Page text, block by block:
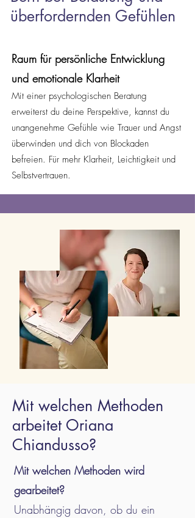
überfordernden Gefühlen
Raum für persönliche Entwicklung
und emotionale Klarheit
Mit einer psychologischen Beratung
erweiterst du deine Perspektive, kannst du
unangenehme Gefühle wie Trauer und Angst
überwinden und dich von Blockaden
befreien. Für mehr Klarheit, Leichtigkeit und
Selbstvertrauen.
Mit welchen Methoden
arbeitet Oriana
Chiandusso?
Mit welchen Methoden wird
gearbeitet?
Unabhängig davon, ob du ein